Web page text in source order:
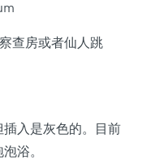
查房或者仙人跳
入是灰色的。目前
浴。